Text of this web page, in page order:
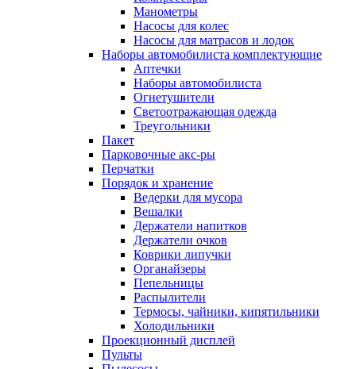
Манометры
Насосы для колес
Насосы для матрасов и лодок
Наборы автомобилиста комплектующие
Аптечки
Наборы автомобилиста
Огнетушители
Светоотражающая одежда
Треугольники
Пакет
Парковочные акс-ры
Перчатки
Порядок и хранение
Ведерки для мусора
Вешалки
Держатели напитков
Держатели очков
Коврики липучки
Органайзеры
Пепельницы
Распылители
Термосы, чайники, кипятильники
Холодильники
Проекционный дисплей
Пульты